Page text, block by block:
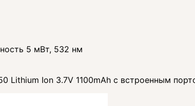
5 мВт, 532 нм
Lithium Ion 3.7V 1100mAh с встроенным